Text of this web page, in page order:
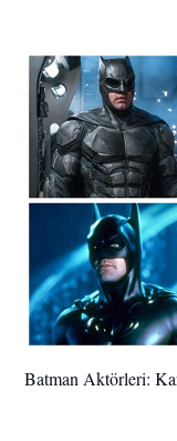
Batman Aktörleri: